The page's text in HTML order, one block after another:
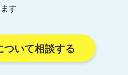
す
ついて相談する